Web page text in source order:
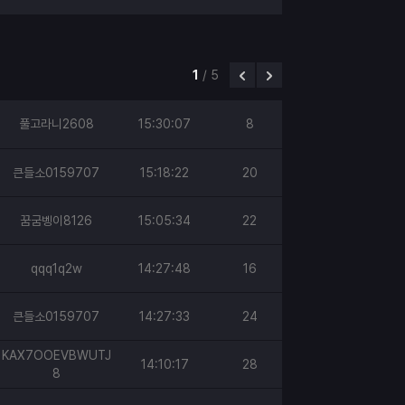
1 / 5
풀고라니2608 15:30:07 8
큰들소0159707 15:18:22 20
꿈굼벵이8126 15:05:34 22
qqq1q2w 14:27:48 16
큰들소0159707 14:27:33 24
KAX7OOEVBWUTJ
8
14:10:17 28